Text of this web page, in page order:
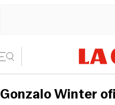
Gonzalo Winter